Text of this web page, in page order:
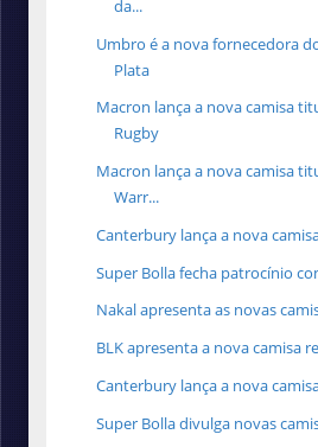
da...
Umbro é a nova fornecedora
Plata
Macron lança a nova camisa
Rugby
Macron lança a nova camisa
Warr...
Canterbury lança a nova
Super Bolla fecha patrocínio
Nakal apresenta as novas
BLK apresenta a nova camisa
Canterbury lança a nova
Super Bolla divulga novas